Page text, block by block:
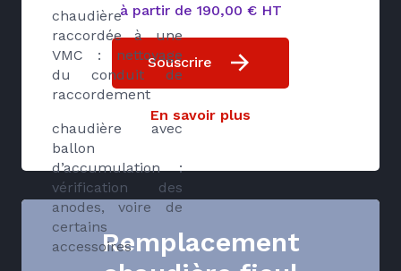
chaudière
raccordée à une
VMC : nettoyage
du conduit de
raccordement
chaudière avec
ballon
d’accumulation :
vérification des
anodes, voire de
certains
accessoires
à partir de 190,00 € HT
Souscrire
En savoir plus
Remplacement